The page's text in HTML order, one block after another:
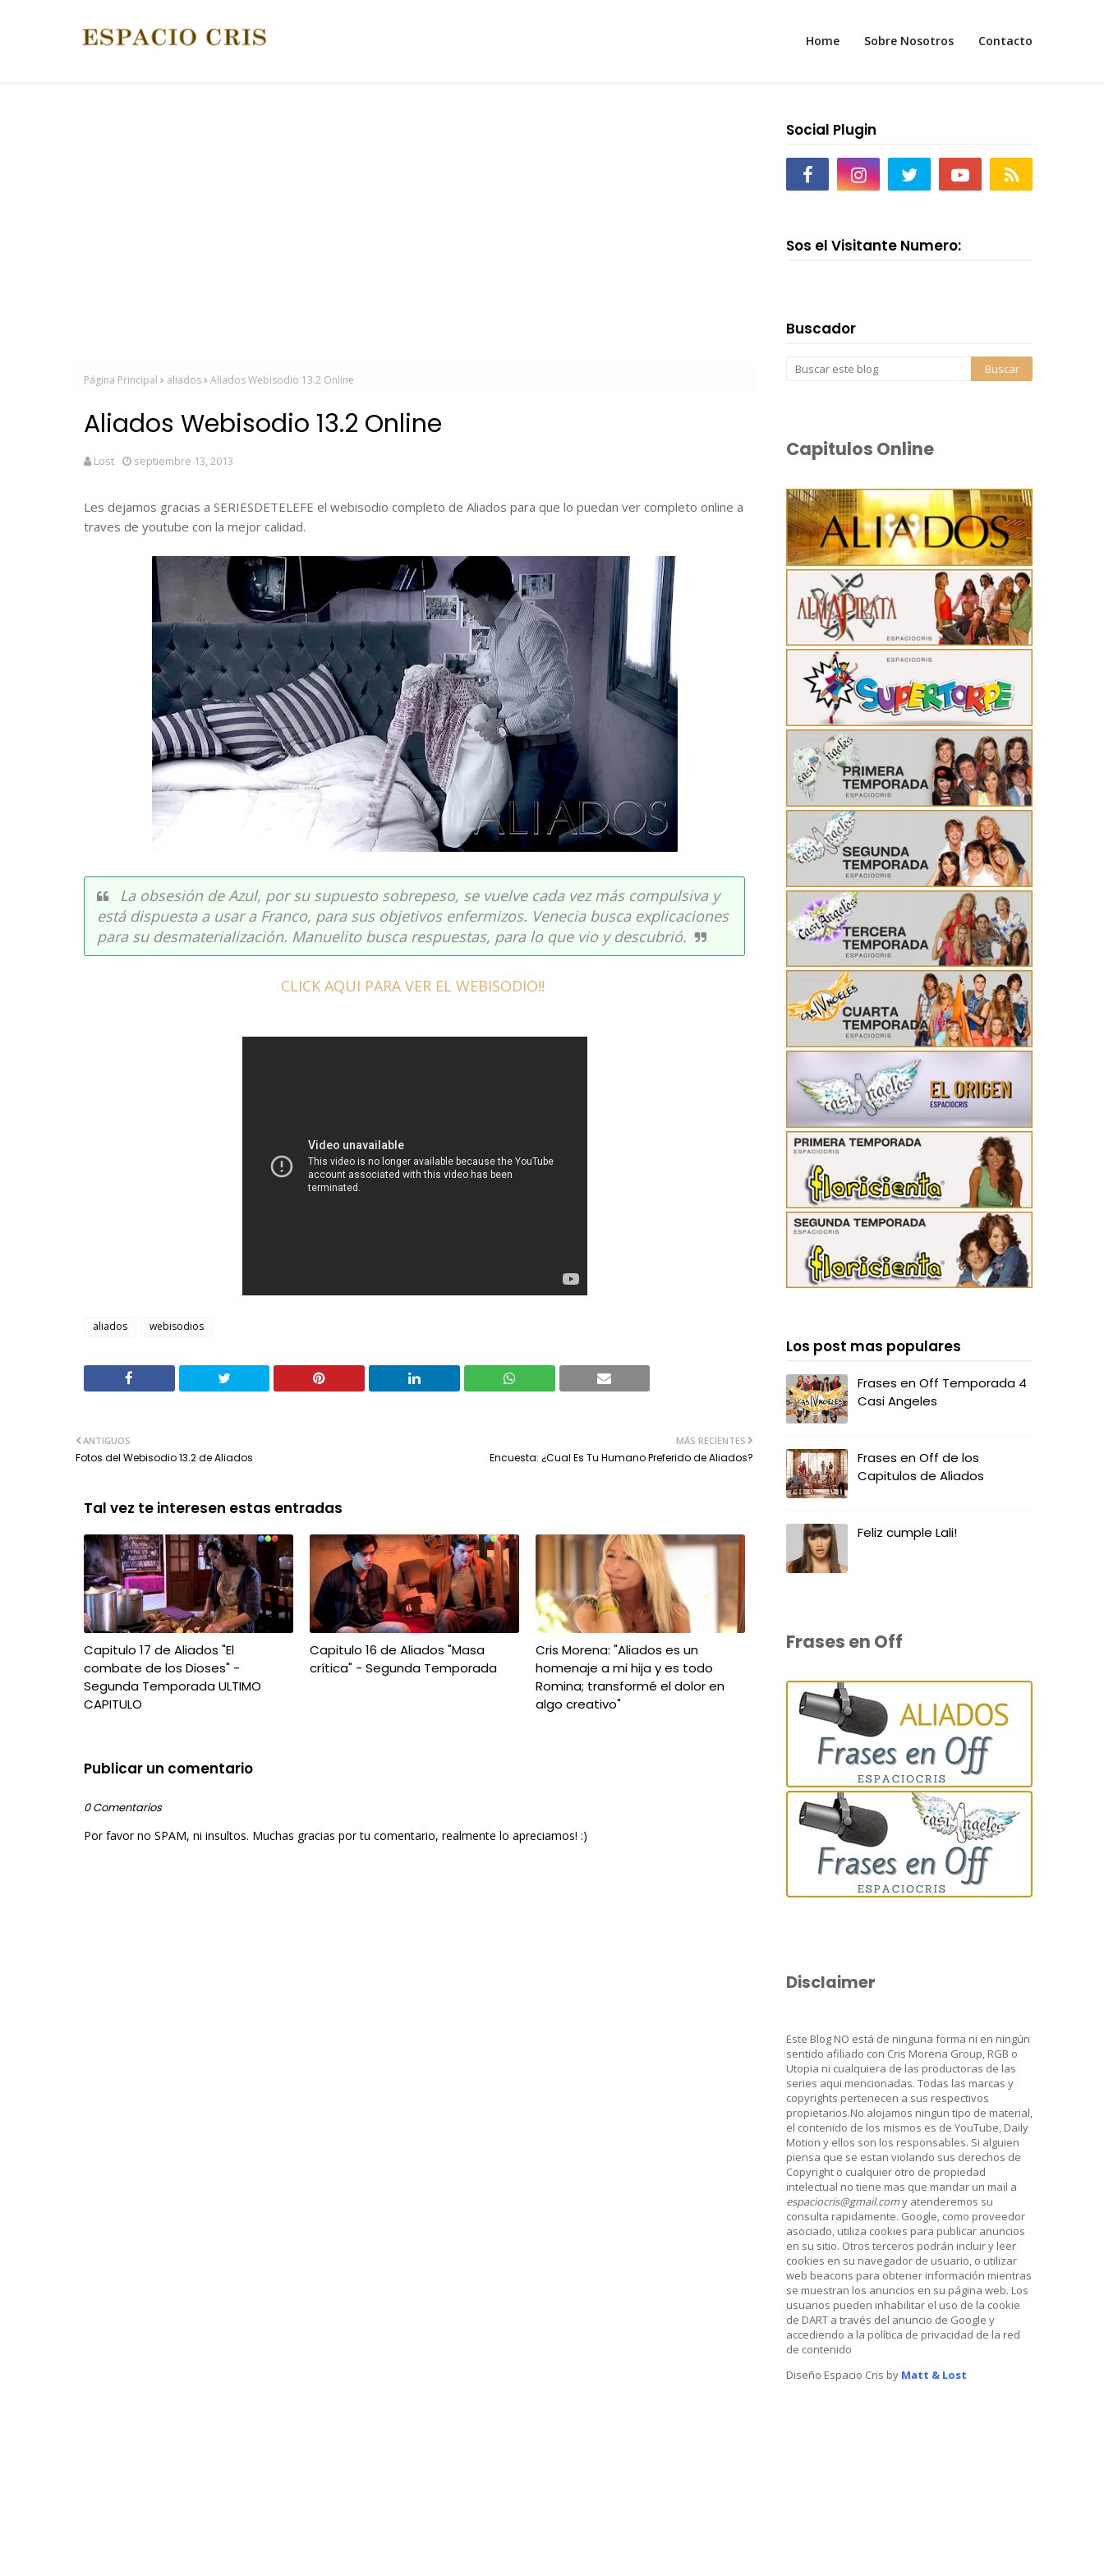
Home Sobre Nosotros Contacto
Página Principal aliados Aliados Webisodio 13.2 Online
Aliados Webisodio 13.2 Online
Lost septiembre 13, 2013
Les dejamos gracias a SERIESDETELEFE el webisodio completo de Aliados para que lo puedan ver completo online a
traves de youtube con la mejor calidad.
La obsesión de Azul, por su supuesto sobrepeso, se vuelve cada vez más compulsiva y
está dispuesta a usar a Franco, para sus objetivos enfermizos. Venecia busca explicaciones
para su desmaterialización. Manuelito busca respuestas, para lo que vio y descubrió.
CLICK AQUI PARA VER EL WEBISODIO!!
aliados webisodios
MÁS RECIENTES
Encuesta: ¿Cual Es Tu Humano Preferido de Aliados?
ANTIGUOS
Fotos del Webisodio 13.2 de Aliados
Tal vez te interesen estas entradas
Capitulo 17 de Aliados "El
combate de los Dioses" -
Segunda Temporada ULTIMO
CAPITULO
Capitulo 16 de Aliados "Masa
crítica" - Segunda Temporada
Cris Morena: "Aliados es un
homenaje a mi hija y es todo
Romina; transformé el dolor en
algo creativo"
Publicar un comentario
0 Comentarios
Por favor no SPAM, ni insultos. Muchas gracias por tu comentario, realmente lo apreciamos! :)
Social Plugin
Sos el Visitante Numero:
Buscador
Capitulos Online
Los post mas populares
Frases en Off Temporada 4
Casi Angeles
Frases en Off de los
Capitulos de Aliados
Feliz cumple Lali!
Frases en Off
Disclaimer
Este Blog NO está de ninguna forma ni en ningún
sentido afiliado con Cris Morena Group, RGB o
Utopia ni cualquiera de las productoras de las
series aqui mencionadas. Todas las marcas y
copyrights pertenecen a sus respectivos
propietarios.No alojamos ningun tipo de material,
el contenido de los mismos es de YouTube, Daily
Motion y ellos son los responsables. Si alguien
piensa que se estan violando sus derechos de
Copyright o cualquier otro de propiedad
intelectual no tiene mas que mandar un mail a
espaciocris@gmail.comy atenderemos su
consulta rapidamente. Google, como proveedor
asociado, utiliza cookies para publicar anuncios
en su sitio. Otros terceros podrán incluir y leer
cookies en su navegador de usuario, o utilizar
web beacons para obtener información mientras
se muestran los anuncios en su página web. Los
usuarios pueden inhabilitar el uso de la cookie
de DART a través del anuncio de Google y
accediendo a la política de privacidad de la red
de contenido
Diseño Espacio Cris by Matt & Lost